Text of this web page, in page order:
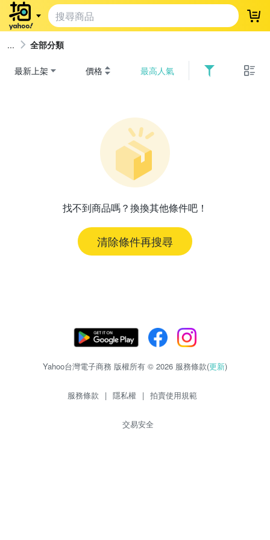
登
全部分類
最新上架 價格 最高人氣
找不到商品嗎？換換其他條件吧！
清除條件再搜尋
Yahoo台灣電子商務 版權所有 © 2026 服務條款(更新)
服務條款 | 隱私權 | 拍賣使用規範
交易安全